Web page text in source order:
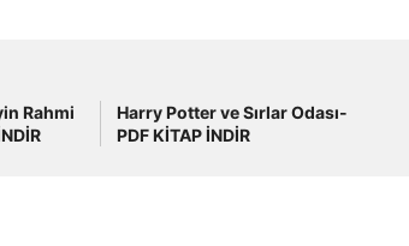
Rahmi
Harry Potter ve Sırlar Odası-
PDF KİTAP İNDİR